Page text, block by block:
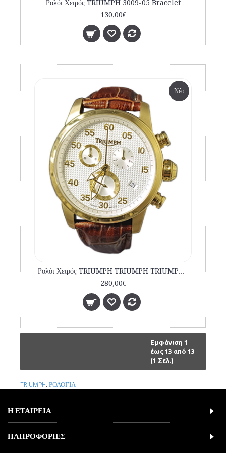
Ρολόι Χειρός TRIUMPH 3009-05 Bracelet
130,00€
Νέο
Ρολόι Χειρός TRIUMPH TRIUMPH TRIUMPH 3028-04 Brown Leather Strap
280,00€
Εμφάνιση 1
έως 13 από 13
(1 Σελ.)
TRIUMPH,ΡΟΛΟΓΙΑ
Η ΕΤΑΙΡΕΙΑ
ΠΛΗΡΟΦΟΡΙΕΣ